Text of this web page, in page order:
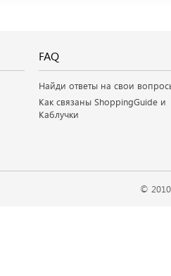
FAQ
Найди ответы на свои
Как связаны ShoppingGuide и
Каблучки
©